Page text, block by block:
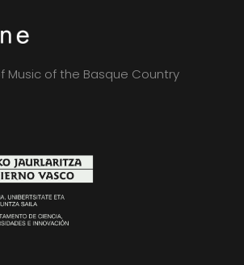
Music of the Basque Country